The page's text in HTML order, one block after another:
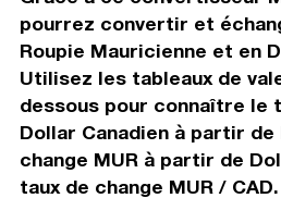
pourrez convertir et
Roupie Mauricienne et en
Utilisez les tableaux de
dessous pour connaître le
Dollar Canadien à partir de
change MUR à partir de
taux de change MUR / CAD.